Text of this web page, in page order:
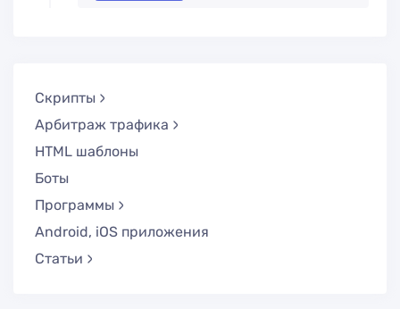
Скрипты
Арбитраж трафика
HTML шаблоны
Боты
Программы
Android, iOS приложения
Статьи